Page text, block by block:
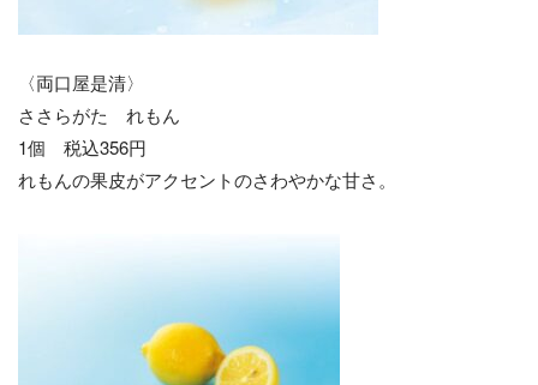
〈両口屋是清〉
ささらがた れもん
1個 税込356円
れもんの果皮がアクセントのさわやかな甘さ。